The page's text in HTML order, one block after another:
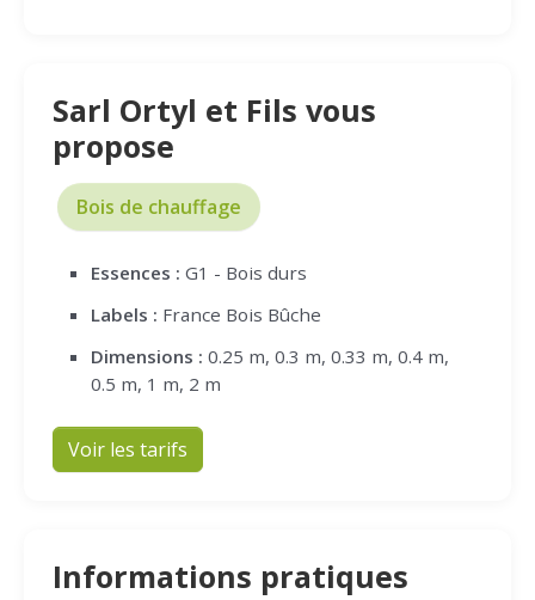
Sarl Ortyl et Fils vous
propose
Bois de chauffage
Essences : G1 - Bois durs
Labels : France Bois Bûche
Dimensions : 0.25 m, 0.3 m, 0.33 m, 0.4 m,
0.5 m, 1 m, 2 m
Voir les tarifs
Informations pratiques